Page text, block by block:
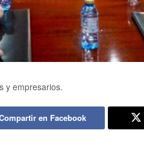
y empresarios.
en Facebook